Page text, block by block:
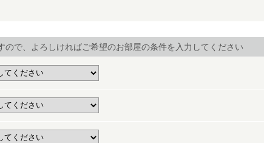
で、よろしければご希望のお部屋の条件を入力してください